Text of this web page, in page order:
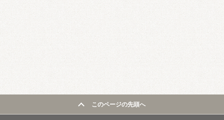
このページの先頭へ